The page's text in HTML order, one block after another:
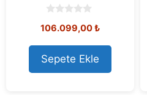
o
t
o
f
5
106.099,00₺
Sepete Ekle